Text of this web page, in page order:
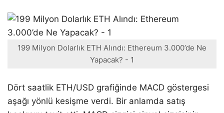
199 Milyon Dolarlık ETH Alındı: Ethereum 3.000’de Ne
Yapacak? - 1
Dört saatlik ETH/USD grafiğinde MACD göstergesi
aşağı yönlü kesişme verdi. Bir anlamda satış